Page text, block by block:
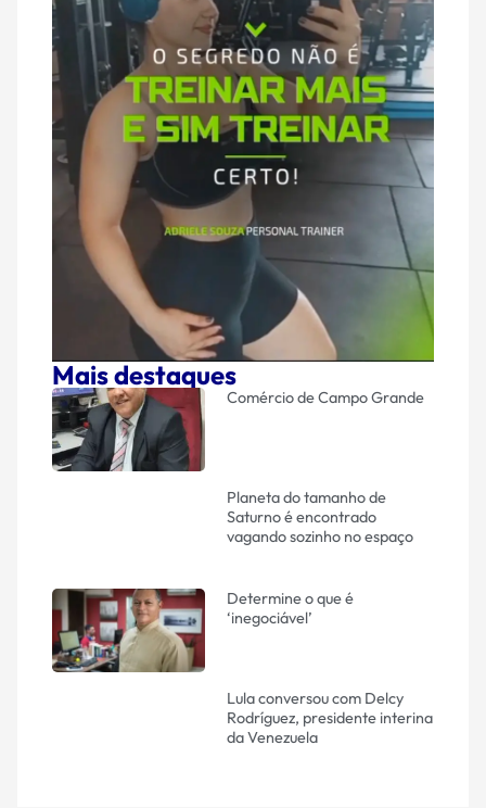
Mais destaques
Comércio de Campo Grande
Planeta do tamanho de
Saturno é encontrado
vagando sozinho no espaço
Determine o que é
‘inegociável’
Lula conversou com Delcy
Rodríguez, presidente interina
da Venezuela